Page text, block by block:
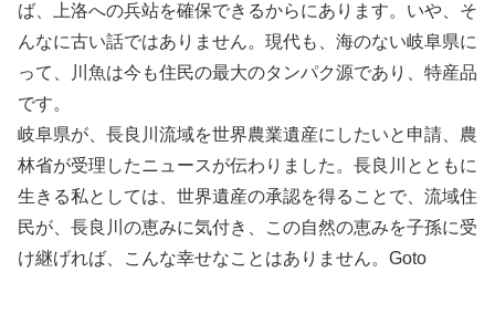
ば、上洛への兵站を確保できるからにあります。いや、そ
んなに古い話ではありません。現代も、海のない岐阜県に
って、川魚は今も住民の最大のタンパク源であり、特産品
です。
岐阜県が、長良川流域を世界農業遺産にしたいと申請、農
林省が受理したニュースが伝わりました。長良川とともに
生きる私としては、世界遺産の承認を得ることで、流域住
民が、長良川の恵みに気付き、この自然の恵みを子孫に受
け継げれば、こんな幸せなことはありません。Goto